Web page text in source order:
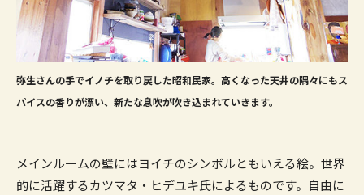
弥生さんの手でイノチを取り戻した昭和民家。高くなった天井の隅々にもス
パイスの香りが漂い、新たな息吹が吹き込まれていきます。
メインルームの壁にはヨイチのシンボルともいえる絵。世界
的に活躍するカツマタ・ヒデユキ氏によるものです。自由に